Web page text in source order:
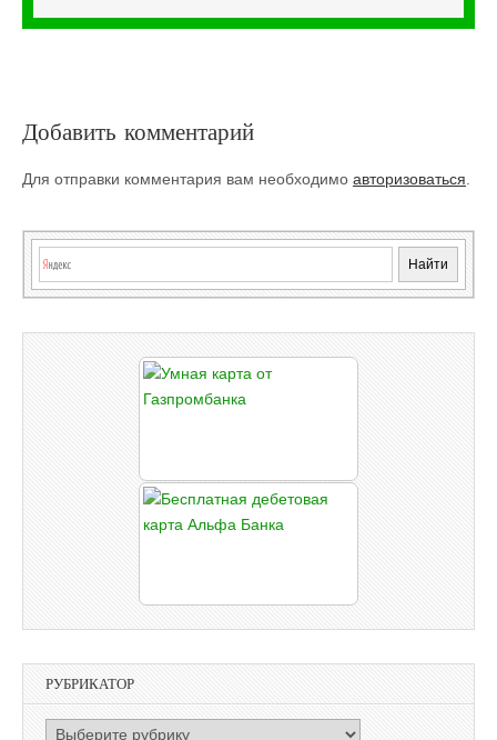
Добавить комментарий
Для отправки комментария вам необходимо авторизоваться.
РУБРИКАТОР
РУБРИКАТОР